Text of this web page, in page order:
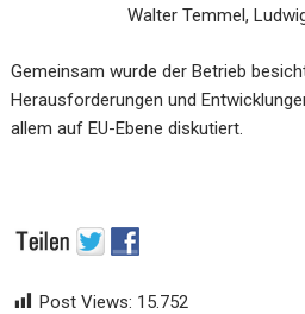
Walter Temmel,
Gemeinsam wurde der Betrieb
Herausforderungen und
allem auf EU-Ebene diskutiert.
Post Views: 15.752